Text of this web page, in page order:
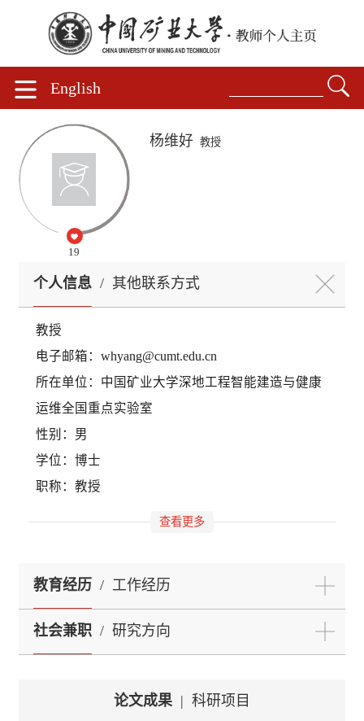
English
19
杨维好 教授
个人信息 / 其他联系方式
教授
电子邮箱： whyang@cumt.edu.cn
所在单位：中国矿业大学深地工程智能建造与健康
运维全国重点实验室
性别：男
学位：博士
职称：教授
查看更多
教育经历 / 工作经历
社会兼职 / 研究方向
论文成果 | 科研项目